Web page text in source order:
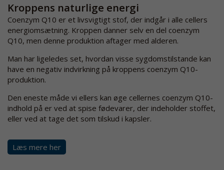
Kroppens naturlige energi
Coenzym Q10 er et livsvigtigt stof, der indgår i alle cellers
energiomsætning. Kroppen danner selv en del coenzym
Q10, men denne produktion aftager med alderen.
Man har ligeledes set, hvordan visse sygdomstilstande kan
have en negativ indvirkning på kroppens coenzym Q10-
produktion.
Den eneste måde vi ellers kan øge cellernes coenzym Q10-
indhold på er ved at spise fødevarer, der indeholder stoffet,
eller ved at tage det som tilskud i kapsler.
Læs mere her